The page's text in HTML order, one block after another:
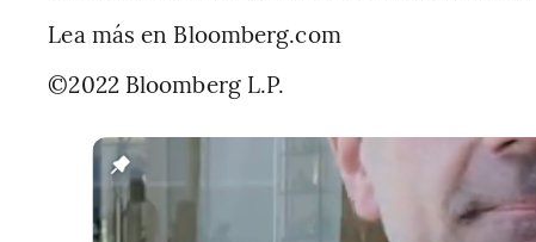
Lea más en Bloomberg.com
©2022 Bloomberg L.P.